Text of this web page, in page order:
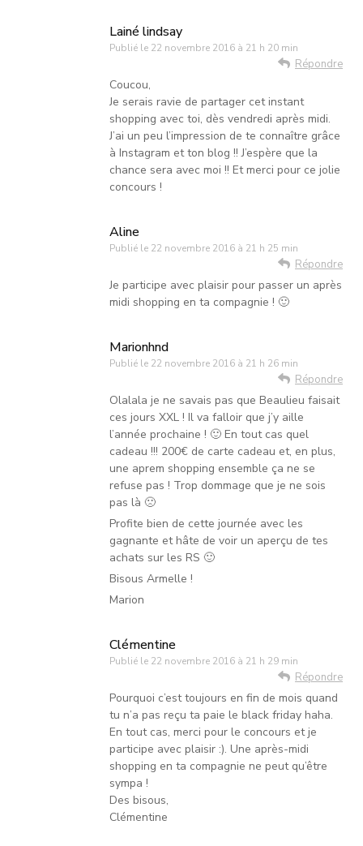
Lainé lindsay
Publié le 22 novembre 2016 à 21 h 20 min
Répondre
Coucou,
Je serais ravie de partager cet instant
shopping avec toi, dès vendredi après midi.
J’ai un peu l’impression de te connaître grâce
à Instagram et ton blog !! J’espère que la
chance sera avec moi !! Et merci pour ce jolie
concours !
Aline
Publié le 22 novembre 2016 à 21 h 25 min
Répondre
Je participe avec plaisir pour passer un après
midi shopping en ta compagnie ! 🙂
Marionhnd
Publié le 22 novembre 2016 à 21 h 26 min
Répondre
Olalala je ne savais pas que Beaulieu faisait
ces jours XXL ! Il va falloir que j’y aille
l’année prochaine ! 🙂 En tout cas quel
cadeau !!! 200€ de carte cadeau et, en plus,
une aprem shopping ensemble ça ne se
refuse pas ! Trop dommage que je ne sois
pas là 🙁
Profite bien de cette journée avec les
gagnante et hâte de voir un aperçu de tes
achats sur les RS 🙂
Bisous Armelle !
Marion
Clémentine
Publié le 22 novembre 2016 à 21 h 29 min
Répondre
Pourquoi c’est toujours en fin de mois quand
tu n’a pas reçu ta paie le black friday haha.
En tout cas, merci pour le concours et je
participe avec plaisir :). Une après-midi
shopping en ta compagnie ne peut qu’être
sympa !
Des bisous,
Clémentine